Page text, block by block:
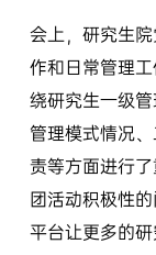
会上，研究生
作和日常管理
绕研究生一级
管理模式情况
责等方面进行
团活动积极性
平台让更多的